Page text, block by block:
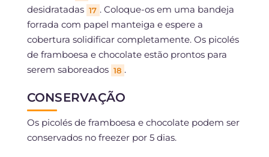
desidratadas 17 . Coloque-os em uma bandeja
forrada com papel manteiga e espere a
cobertura solidificar completamente. Os picolés
de framboesa e chocolate estão prontos para
serem saboreados 18 .
CONSERVAÇÃO
Os picolés de framboesa e chocolate podem ser
conservados no freezer por 5 dias.